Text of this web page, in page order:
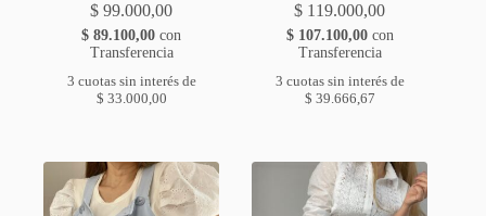
$ 99.000,00
$ 89.100,00 con
Transferencia
3 cuotas sin interés de
$ 33.000,00
$ 119.000,00
$107.100,00con
Transferencia
3 cuotas sin interés de
$ 39.666,67